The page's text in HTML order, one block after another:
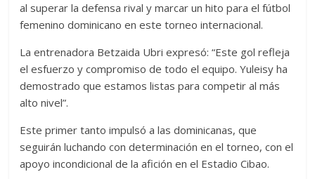
al superar la defensa rival y marcar un hito para el fútbol
femenino dominicano en este torneo internacional.
La entrenadora Betzaida Ubri expresó: “Este gol refleja
el esfuerzo y compromiso de todo el equipo. Yuleisy ha
demostrado que estamos listas para competir al más
alto nivel”.
Este primer tanto impulsó a las dominicanas, que
seguirán luchando con determinación en el torneo, con el
apoyo incondicional de la afición en el Estadio Cibao.